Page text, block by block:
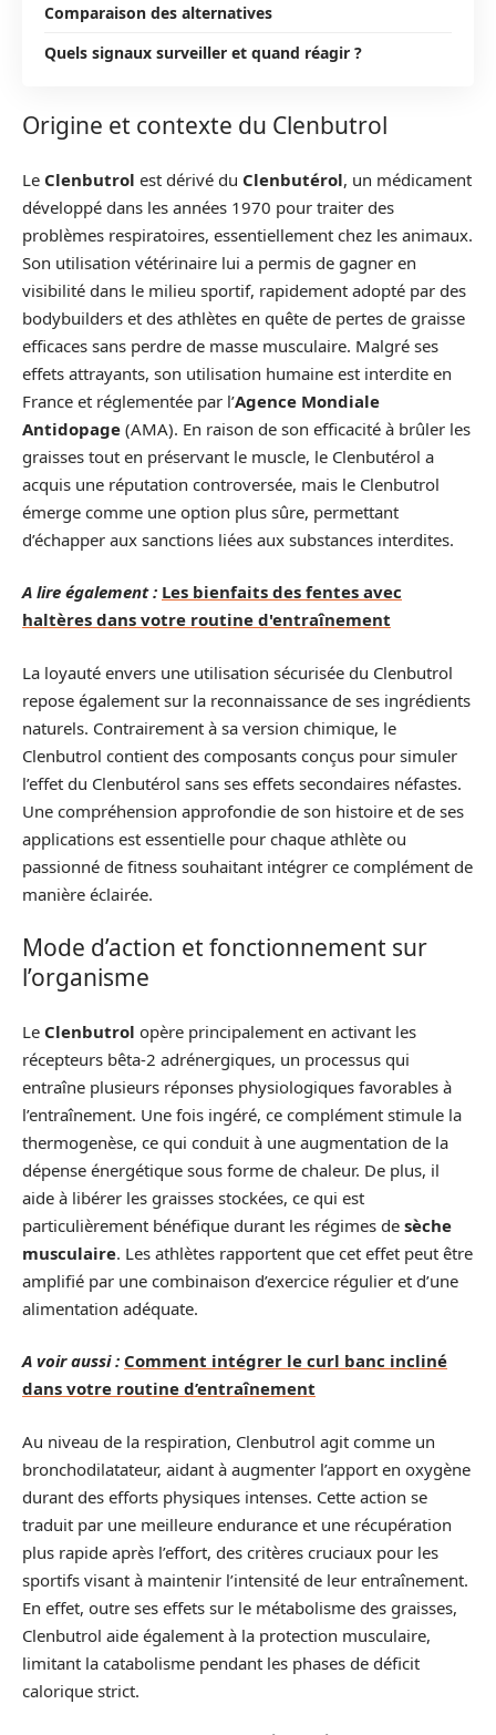
Comparaison des alternatives
Quels signaux surveiller et quand réagir ?
Origine et contexte du Clenbutrol
Le Clenbutrol est dérivé du Clenbutérol, un médicament
développé dans les années 1970 pour traiter des
problèmes respiratoires, essentiellement chez les animaux.
Son utilisation vétérinaire lui a permis de gagner en
visibilité dans le milieu sportif, rapidement adopté par des
bodybuilders et des athlètes en quête de pertes de graisse
efficaces sans perdre de masse musculaire. Malgré ses
effets attrayants, son utilisation humaine est interdite en
France et réglementée par l’Agence Mondiale
Antidopage (AMA). En raison de son efficacité à brûler les
graisses tout en préservant le muscle, le Clenbutérol a
acquis une réputation controversée, mais le Clenbutrol
émerge comme une option plus sûre, permettant
d’échapper aux sanctions liées aux substances interdites.
A lire également : Les bienfaits des fentes avec
haltères dans votre routine d'entraînement
La loyauté envers une utilisation sécurisée du Clenbutrol
repose également sur la reconnaissance de ses ingrédients
naturels. Contrairement à sa version chimique, le
Clenbutrol contient des composants conçus pour simuler
l’effet du Clenbutérol sans ses effets secondaires néfastes.
Une compréhension approfondie de son histoire et de ses
applications est essentielle pour chaque athlète ou
passionné de fitness souhaitant intégrer ce complément de
manière éclairée.
Mode d’action et fonctionnement sur
l’organisme
Le Clenbutrol opère principalement en activant les
récepteurs bêta-2 adrénergiques, un processus qui
entraîne plusieurs réponses physiologiques favorables à
l’entraînement. Une fois ingéré, ce complément stimule la
thermogenèse, ce qui conduit à une augmentation de la
dépense énergétique sous forme de chaleur. De plus, il
aide à libérer les graisses stockées, ce qui est
particulièrement bénéfique durant les régimes de sèche
musculaire. Les athlètes rapportent que cet effet peut être
amplifié par une combinaison d’exercice régulier et d’une
alimentation adéquate.
A voir aussi : Comment intégrer le curl banc incliné
dans votre routine d’entraînement
Au niveau de la respiration, Clenbutrol agit comme un
bronchodilatateur, aidant à augmenter l’apport en oxygène
durant des efforts physiques intenses. Cette action se
traduit par une meilleure endurance et une récupération
plus rapide après l’effort, des critères cruciaux pour les
sportifs visant à maintenir l’intensité de leur entraînement.
En effet, outre ses effets sur le métabolisme des graisses,
Clenbutrol aide également à la protection musculaire,
limitant la catabolisme pendant les phases de déficit
calorique strict.